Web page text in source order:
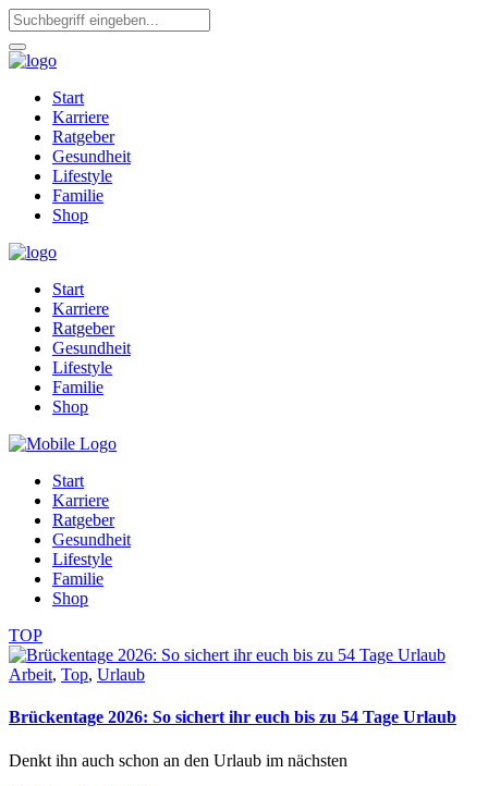
Start
Karriere
Ratgeber
Gesundheit
Lifestyle
Familie
Shop
Start
Karriere
Ratgeber
Gesundheit
Lifestyle
Familie
Shop
Start
Karriere
Ratgeber
Gesundheit
Lifestyle
Familie
Shop
TOP
Arbeit, Top, Urlaub
Brückentage 2026: So sichert ihr euch bis zu 54 Tage Urlaub
Denkt ihn auch schon an den Urlaub im nächsten